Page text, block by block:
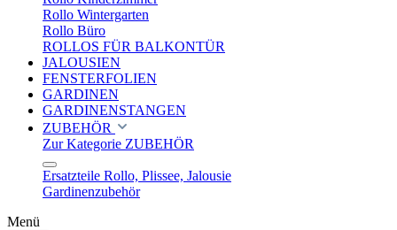
Rollo Wintergarten
Rollo Büro
ROLLOS FÜR BALKONTÜR
JALOUSIEN
FENSTERFOLIEN
GARDINEN
GARDINENSTANGEN
ZUBEHÖR
Zur Kategorie ZUBEHÖR
Ersatzteile Rollo, Plissee, Jalousie
Gardinenzubehör
Menü